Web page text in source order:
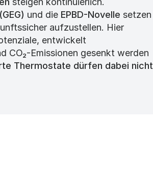
und die EPBD-Novelle setzen
aufzustellen. Hier
entwickelt
CO₂-Emissionen gesenkt werden
Thermostate dürfen dabei nicht